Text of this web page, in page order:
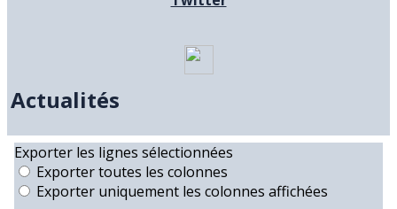
Actualités